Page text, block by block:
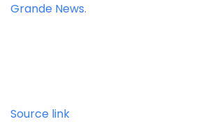
Grande News.
Source link